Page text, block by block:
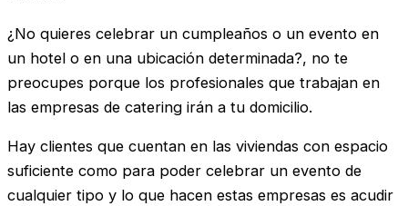
¿No quieres celebrar un cumpleaños o un evento en
un hotel o en una ubicación determinada?, no te
preocupes porque los profesionales que trabajan en
las empresas de catering irán a tu domicilio.
Hay clientes que cuentan en las viviendas con espacio
suficiente como para poder celebrar un evento de
cualquier tipo y lo que hacen estas empresas es acudir